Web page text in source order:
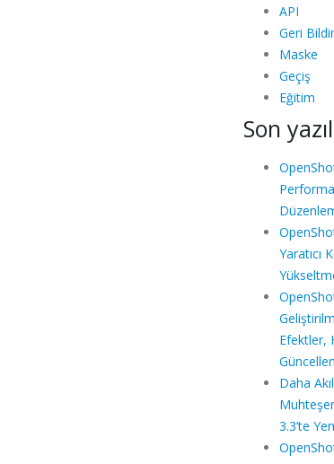
API
Geri
Maske
Geçiş
Eğitim
Son
Yaratıcı
Efektler,
Daha
3.3’te